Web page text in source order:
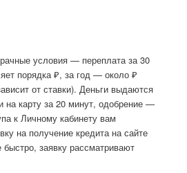
условия — переплата за 30
порядка ₽, за год — около ₽
от ставки). Деньги выдаются
карту за 20 минут, одобрение —
к Личному кабинету вам
на получение кредита на сайте
заявку рассматривают